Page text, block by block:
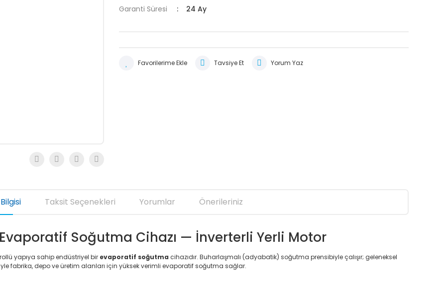
Garanti Süresi
24 Ay
Tavsiye Et Yorum Yaz
Taksit Seçenekleri Yorumlar Önerileriniz
Evaporatif Soğutma Cihazı — İnverterli Yerli Motor
yapıya sahip endüstriyel bir evaporatif soğutma cihazıdır. Buharlaşmalı (adyabatik) soğutma prensibiyle çalışır; geleneksel
fabrika, depo ve üretim alanları için yüksek verimli evaporatif soğutma sağlar.